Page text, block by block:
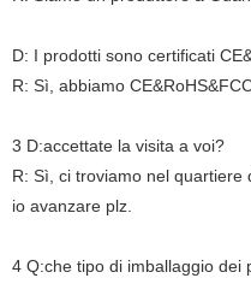
D: I prodotti sono certificati
R: Sì, abbiamo
3 D:accettate la visita a voi?
R: Sì, ci troviamo nel
io avanzare plz.
4 Q:che tipo di imballaggio dei